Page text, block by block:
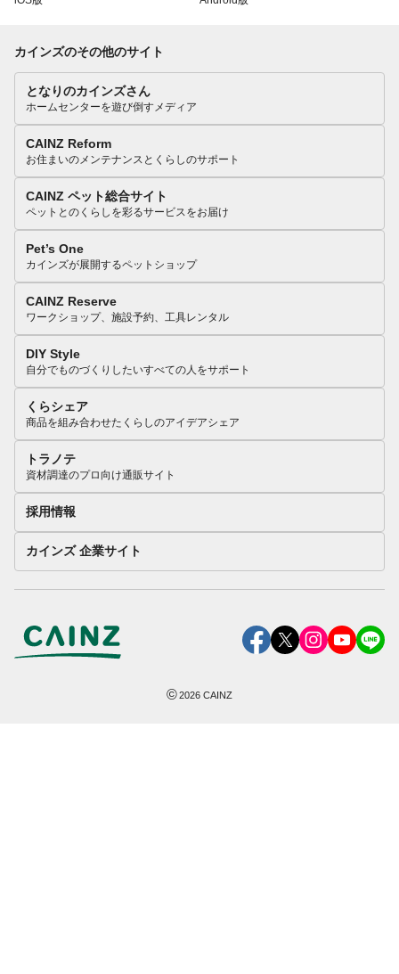
カインズのその他のサイト
となりのカインズさん
ホームセンターを遊び倒すメディア
CAINZ Reform
お住まいのメンテナンスとくらしのサポート
CAINZ ペット総合サイト
ペットとのくらしを彩るサービスをお届け
Pet’s One
カインズが展開するペットショップ
CAINZ Reserve
ワークショップ、施設予約、工具レンタル
DIY Style
自分でものづくりしたいすべての人をサポート
くらシェア
商品を組み合わせたくらしのアイデアシェア
トラノテ
資材調達のプロ向け通販サイト
採用情報
カインズ 企業サイト
©2026 CAINZ